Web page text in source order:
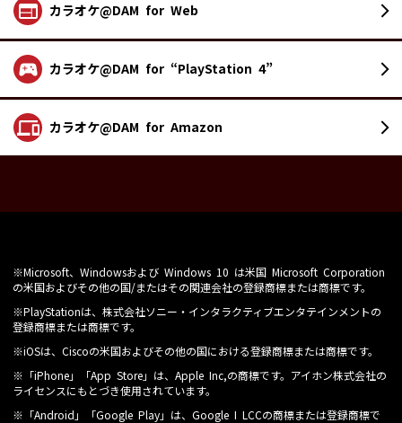
カラオケ@DAM for Web
カラオケ@DAM for “PlayStation 4”
カラオケ@DAM for Amazon
※Microsoft、Windowsおよび Windows 10 は米国 Microsoft Corporation
の米国およびその他の国/またはその関連会社の登録商標または商標です。
※PlayStationは、株式会社ソニー・インタラクティブエンタテインメントの
登録商標または商標です。
※iOSは、Ciscoの米国およびその他の国における登録商標または商標です。
※「iPhone」「App Store」は、Apple Inc,の商標です。アイホン株式会社の
ライセンスにもとづき使用されています。
※「Android」「Google Play」は、Google I LCCの商標または登録商標で